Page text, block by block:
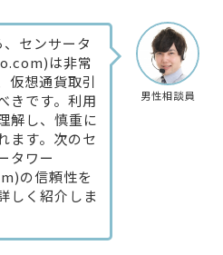
男性相談員
センサータ
は非常
仮想通貨取引
きです。利用
解し、慎重に
ます。次のセ
タワー
の信頼性を
しく紹介しま